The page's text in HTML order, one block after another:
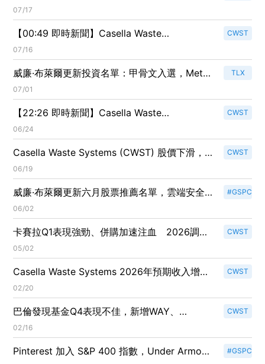
Systems(CWST) 重挫5% KD高檔反轉、
MACD動能降溫引發修正
07/17
【00:49 即時新聞】Casella Waste
Systems(CWST) 盤中勁揚逾5% 技術指標轉強
推升股價
CWST
07/16
威廉·布萊爾更新投資名單：甲骨文入選，Meta
出局，更多熱門股曝光！
TLX
07/01
【22:26 即時新聞】Casella Waste
Systems(CWST) 大漲逾5%／KD 與 MACD 雙
雙轉強推升股價
CWST
06/24
Casella Waste Systems (CWST) 股價下滑，市
場冷落引發擔憂！
CWST
06/19
威廉·布萊爾更新六月股票推薦名單，雲端安全股
成新寵！
#GSPC
06/02
卡賽拉Q1表現強勁、併購加速注血 2026調整
後EBITDA上看4.73–4.83億美元
CWST
05/02
Casella Waste Systems 2026年預期收入增長
8%，EBITDA指引達到4.55億至4.65億美元，推
進中大西洋整合計畫！
CWST
02/20
巴倫發現基金Q4表現不佳，新增WAY、
CWST、GLIBR及FROG持股！
CWST
02/16
Pinterest 加入 S&P 400 指數，Under Armour
#GSPC